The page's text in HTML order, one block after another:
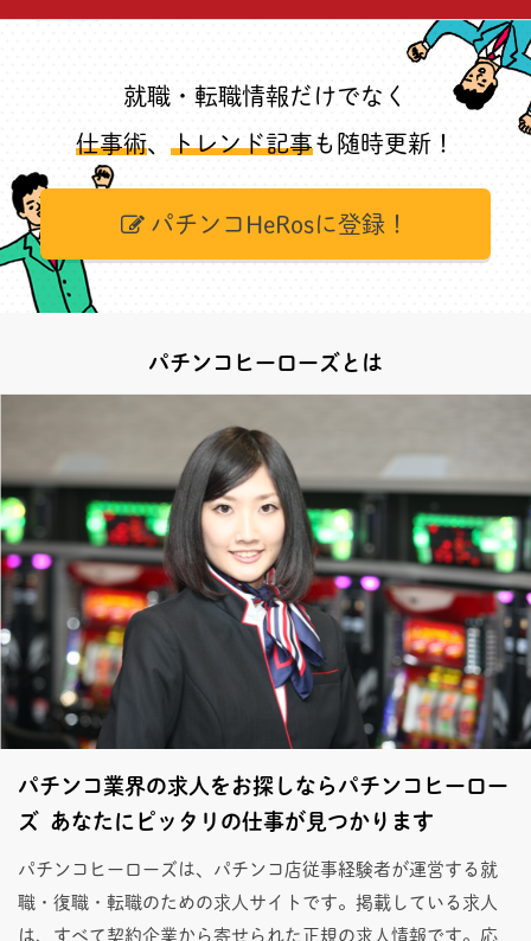
就職・転職情報だけでなく
仕事術、 トレンド記事も随時更新！
パチンコHeRosに登録！
パチンコヒーローズとは
パチンコ業界の求人をお探しならパチンコヒーロー
ズ あなたにピッタリの仕事が見つかります
パチンコヒーローズは、パチンコ店従事経験者が運営する就
職・復職・転職のための求人サイトです。掲載している求人
は、すべて契約企業から寄せられた正規の求人情報です。応